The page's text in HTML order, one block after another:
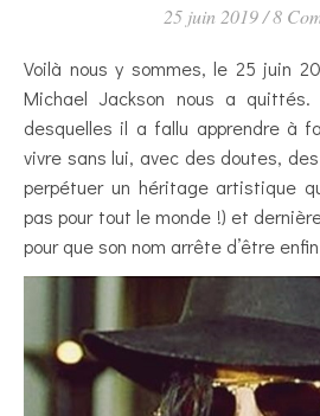
25 juin 2019/8
Voilà nous y sommes, le 25 juin
Michael Jackson nous a
desquelles il a fallu apprendre à
vivre sans lui, avec des doutes,
perpétuer un héritage artistique
pas pour tout le monde !) et
pour que son nom arrête d’être